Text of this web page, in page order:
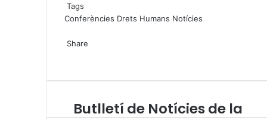
Tags
Conferències Drets Humans Notícies
h
s
e
g
Share
al
g
a
e
i
tB
uButlletí de Notícies de la